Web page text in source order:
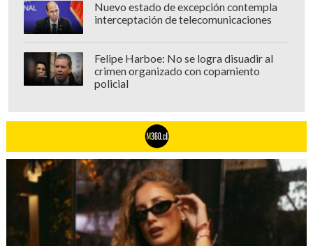
Nuevo estado de excepción contempla
interceptación de telecomunicaciones
Felipe Harboe: No se logra disuadir al
crimen organizado con copamiento
policial